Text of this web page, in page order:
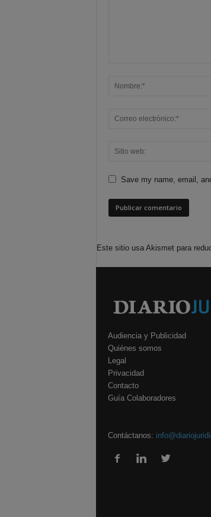
Save my name, email,
Este sitio usa Akismet para
Audiencia y Publicidad
Quiénes somos
Legal
Privacidad
Contacto
Guía Colaboradores
Contáctanos: